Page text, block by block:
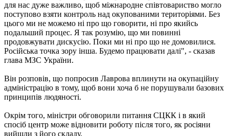
для нас дуже важливо, щоб міжнародне співтовариство могло
поступово взяти контроль над окупованими територіями. Без
цього ми не можемо ні про що говорити, ні про якийсь
подальший процес. Я так розумію, що ми повинні
продовжувати дискусію. Поки ми ні про що не домовилися.
Російська точка зору інша. Будемо працювати далі", - сказав
глава МЗС України.
Він розповів, що попросив Лаврова вплинути на окупаційну
адміністрацію в тому, щоб вони хоча б не порушували базових
принципів людяності.
Окрім того, міністри обговорили питання СЦКК і в який
спосіб центр може відновити роботу після того, як росіяни
вийшли з його складу.